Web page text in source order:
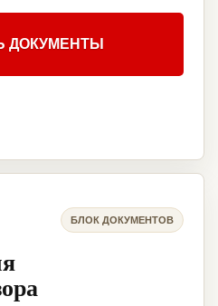
ДОКУМЕНТЫ
БЛОК ДОКУМЕНТОВ